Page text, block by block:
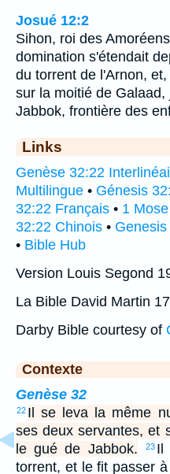
Josué 12:2
Sihon, roi des
domination s'étendait
du torrent de l'Arnon,
sur la moitié de
Jabbok, frontière des
Links
Genèse 32:22
Multilingue • Génesis
32:22 Français • 1
32:22 Chinois •
• Bible Hub
Version Louis Segond
La Bible David Martin
Darby Bible courtesy of
Contexte
Genèse 32
22 Il se leva la même
ses deux servantes, et
le gué de Jabbok.
23 Il
torrent, et le fit passer